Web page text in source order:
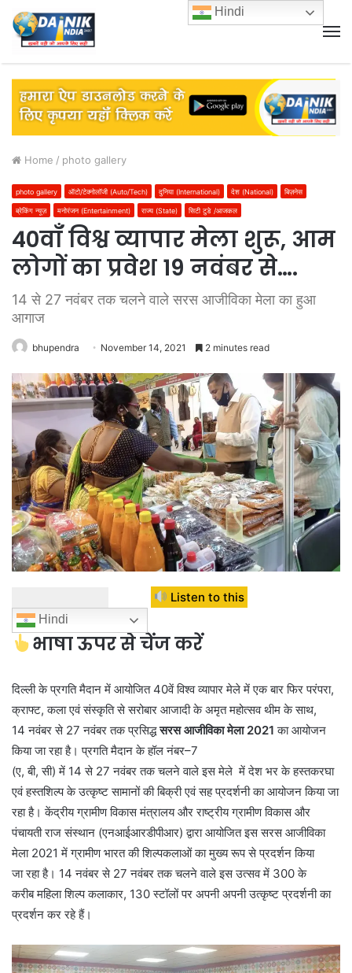
Home / photo gallery
photo gallery ऑटो/टेक्नोलॉजी (Auto/Tech) दुनिया (International) देश (National) बिज़नेस
ब्रेकिंग न्यूज़ मनोरंजन (Entertainment) राज्य (State) सिटी टुडे /आजकल
40वाँ विश्व व्यापार मेला शुरू, आम
लोगों का प्रवेश 19 नवंबर से….
14 से 27 नवंबर तक चलने वाले सरस आजीविका मेला का हुआ
आगाज
bhupendra November 14, 2021 2 minutes read
Listen to this
Hindi
भाषा ऊपर से चेंज करें
दिल्ली के प्रगति मैदान में आयोजित 40वें विश्व व्यापार मेले में एक बार फिर परंपरा,
क्राफ्ट, कला एवं संस्कृति से सरोबार आजादी के अमृत महोत्सव थीम के साथ,
14 नवंबर से 27 नवंबर तक प्रसिद्धसरसआजीविकामेला 2021 का आयोजन
किया जा रहा है। प्रगति मैदान के हॉल नंबर–7
(ए, बी, सी) में 14 से 27 नवंबर तक चलने वाले इस मेले में देश भर के हस्तकरघा
एवं हस्तशिल्प के उत्कृष्ट सामानों की बिक्री एवं सह प्रदर्शनी का आयोजन किया जा
रहा है। केंद्रीय ग्रामीण विकास मंत्रालय और राष्ट्रीय ग्रामीण विकास और
पंचायती राज संस्थान (एनआईआरडीपीआर) द्वारा आयोजित इस सरस आजीविका
मेला 2021 में ग्रामीण भारत की शिल्पकलाओं का मुख्य रूप से प्रदर्शन किया
जा रहा है। 14 नवंबर से 27 नवंबर तक चलने वाले इस उत्सव में 300 के
करीब महिला शिल्प कलाकार, 130 स्टॉलों पर अपनी अपनी उत्कृष्ट प्रदर्शनी का
प्रदर्शन कर रहे हैं।
Hindi